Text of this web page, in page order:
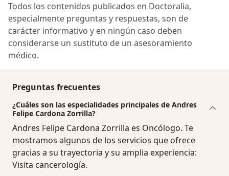
Todos los contenidos publicados en Doctoralia,
especialmente preguntas y respuestas, son de
carácter informativo y en ningún caso deben
considerarse un sustituto de un asesoramiento
médico.
Preguntas frecuentes
¿Cuáles son las especialidades principales de Andres
Felipe Cardona Zorrilla?
Andres Felipe Cardona Zorrilla es Oncólogo. Te
mostramos algunos de los servicios que ofrece
gracias a su trayectoria y su amplia experiencia:
Visita cancerología.